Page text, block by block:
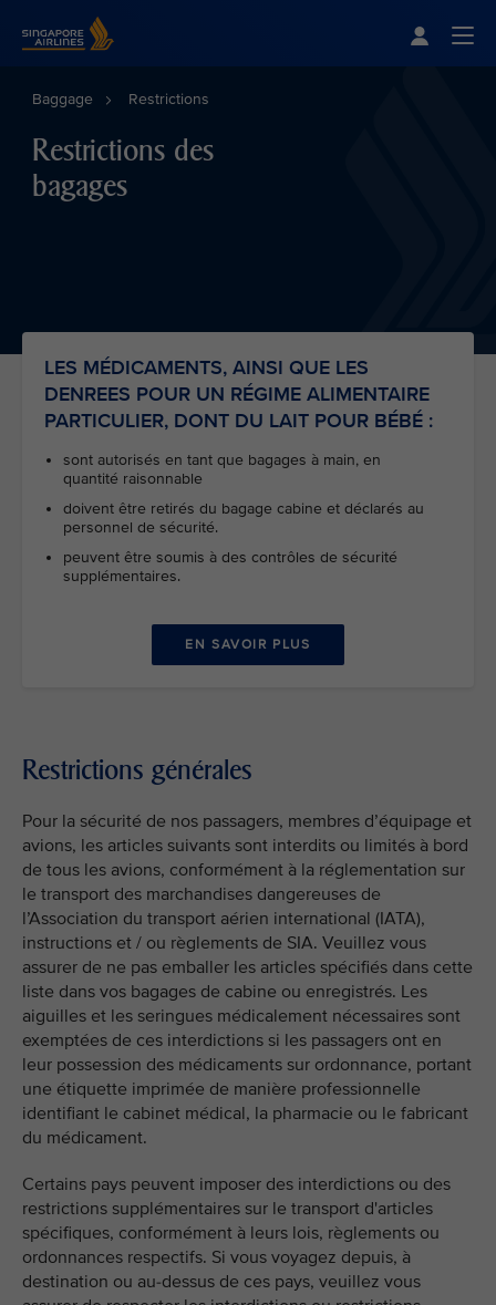
Baggage Restrictions
Restrictions des
bagages
LES MÉDICAMENTS, AINSI QUE LES
DENREES POUR UN RÉGIME ALIMENTAIRE
PARTICULIER, DONT DU LAIT POUR BÉBÉ :
sont autorisés en tant que bagages à main, en
quantité raisonnable
doivent être retirés du bagage cabine et déclarés au
personnel de sécurité.
peuvent être soumis à des contrôles de sécurité
supplémentaires.
EN SAVOIR PLUS
Restrictions générales
Pour la sécurité de nos passagers, membres d’équipage et
avions, les articles suivants sont interdits ou limités à bord
de tous les avions, conformément à la réglementation sur
le transport des marchandises dangereuses de
l’Association du transport aérien international (IATA),
instructions et / ou règlements de SIA. Veuillez vous
assurer de ne pas emballer les articles spécifiés dans cette
liste dans vos bagages de cabine ou enregistrés. Les
aiguilles et les seringues médicalement nécessaires sont
exemptées de ces interdictions si les passagers ont en
leur possession des médicaments sur ordonnance, portant
une étiquette imprimée de manière professionnelle
identifiant le cabinet médical, la pharmacie ou le fabricant
du médicament.
Certains pays peuvent imposer des interdictions ou des
restrictions supplémentaires sur le transport d'articles
spécifiques, conformément à leurs lois, règlements ou
ordonnances respectifs. Si vous voyagez depuis, à
destination ou au-dessus de ces pays, veuillez vous